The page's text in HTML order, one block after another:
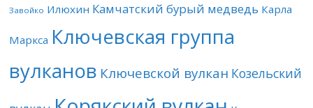
Завойко Илюхин Камчатский бурый медведь Карла
Маркса Ключевская группа
вулканов Ключевской вулкан Козельский